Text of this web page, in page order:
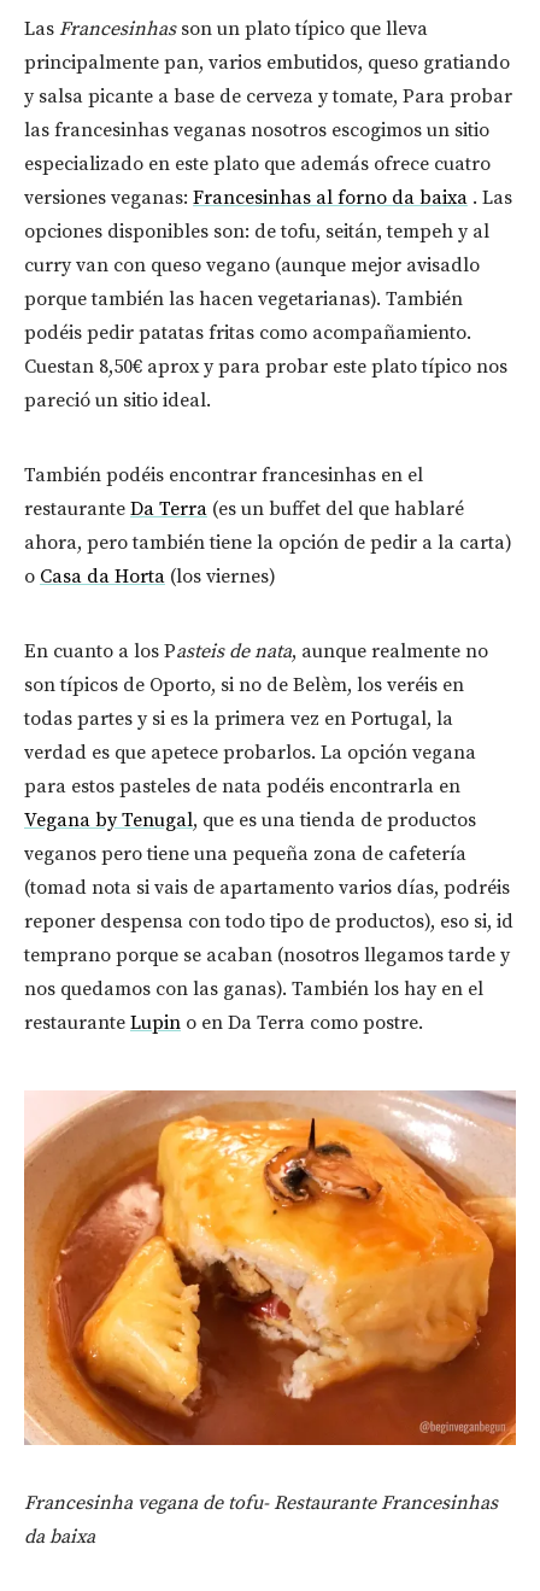
Las Francesinhasson un plato típico que lleva
principalmente pan, varios embutidos, queso gratiando
y salsa picante a base de cerveza y tomate, Para probar
las francesinhas veganas nosotros escogimos un sitio
especializado en este plato que además ofrece cuatro
versiones veganas: Francesinhas al forno da baixa . Las
opciones disponibles son: de tofu, seitán, tempeh y al
curry van con queso vegano (aunque mejor avisadlo
porque también las hacen vegetarianas). También
podéis pedir patatas fritas como acompañamiento.
Cuestan 8,50€ aprox y para probar este plato típico nos
pareció un sitio ideal.
También podéis encontrar francesinhas en el
restaurante Da Terra (es un buffet del que hablaré
ahora, pero también tiene la opción de pedir a la carta)
o Casa da Horta (los viernes)
En cuanto a los Pasteis de nata, aunque realmente no
son típicos de Oporto, si no de Belèm, los veréis en
todas partes y si es la primera vez en Portugal, la
verdad es que apetece probarlos. La opción vegana
para estos pasteles de nata podéis encontrarla en
Vegana by Tenugal, que es una tienda de productos
veganos pero tiene una pequeña zona de cafetería
(tomad nota si vais de apartamento varios días, podréis
reponer despensa con todo tipo de productos), eso si, id
temprano porque se acaban (nosotros llegamos tarde y
nos quedamos con las ganas). También los hay en el
restaurante Lupin o en Da Terra como postre.
Francesinha vegana de tofu- Restaurante Francesinhas
da baixa